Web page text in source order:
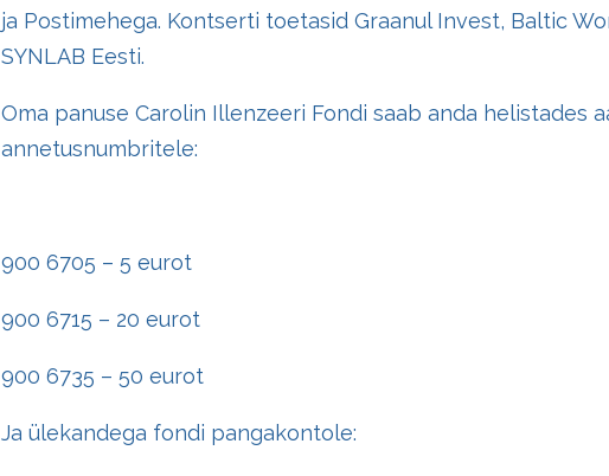
ja Postimehega. Kontserti toetasid Graanul Invest, Baltic
SYNLAB Eesti.
Oma panuse Carolin Illenzeeri Fondi saab anda helistades
annetusnumbritele:
900 6705 – 5 eurot
900 6715 – 20 eurot
900 6735 – 50 eurot
Ja ülekandega fondi pangakontole: